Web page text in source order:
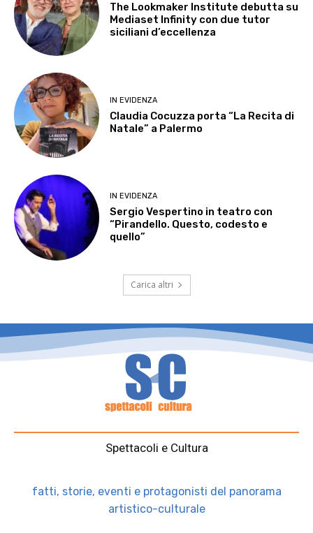
The Lookmaker Institute debutta su
Mediaset Infinity con due tutor
siciliani d’eccellenza
IN EVIDENZA
Claudia Cocuzza porta “La Recita di
Natale” a Palermo
IN EVIDENZA
Sergio Vespertino in teatro con
“Pirandello. Questo, codesto e
quello”
Carica altri
Spettacoli e Cultura
fatti, storie, eventi e protagonisti del panorama
artistico-culturale